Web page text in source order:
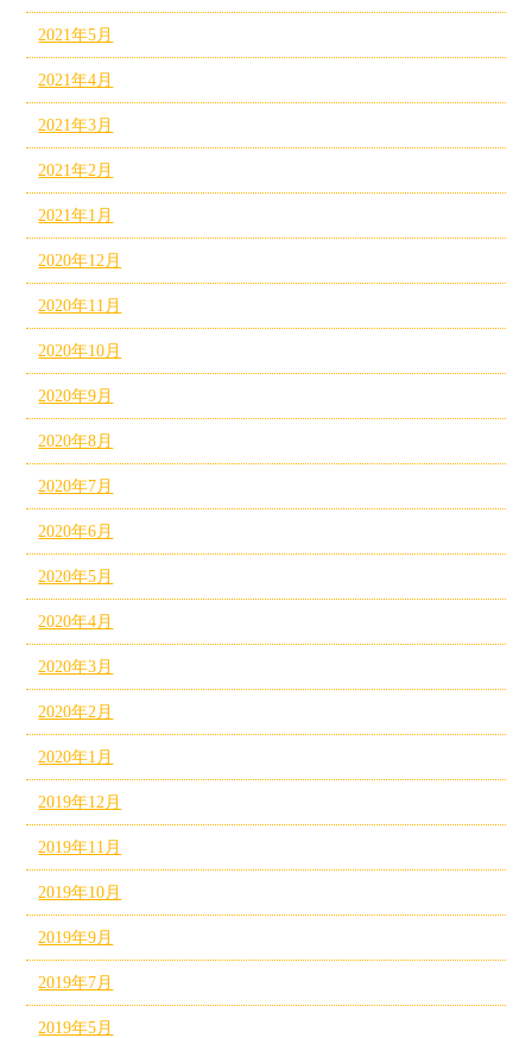
2021年5月
2021年4月
2021年3月
2021年2月
2021年1月
2020年12月
2020年11月
2020年10月
2020年9月
2020年8月
2020年7月
2020年6月
2020年5月
2020年4月
2020年3月
2020年2月
2020年1月
2019年12月
2019年11月
2019年10月
2019年9月
2019年7月
2019年5月